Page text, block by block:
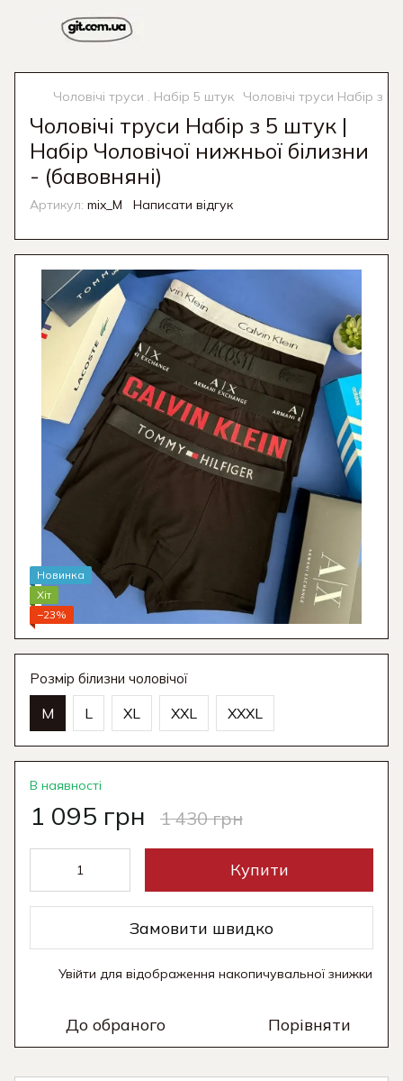
Чоловічі труси . Набір 5 штук Чоловічі труси Набір з 5
Чоловічі труси Набір з 5 штук |
Набір Чоловічої нижньої білизни
- (бавовняні)
Артикул: mix_M Написати відгук
Новинка
Хіт
−23%
Розмір білизни чоловічої
M L XL XXL XXXL
В наявності
1 095 грн 1 430 грн
Купити
Замовити швидко
Увійти для відображення накопичувальної знижки
До обраного Порівняти